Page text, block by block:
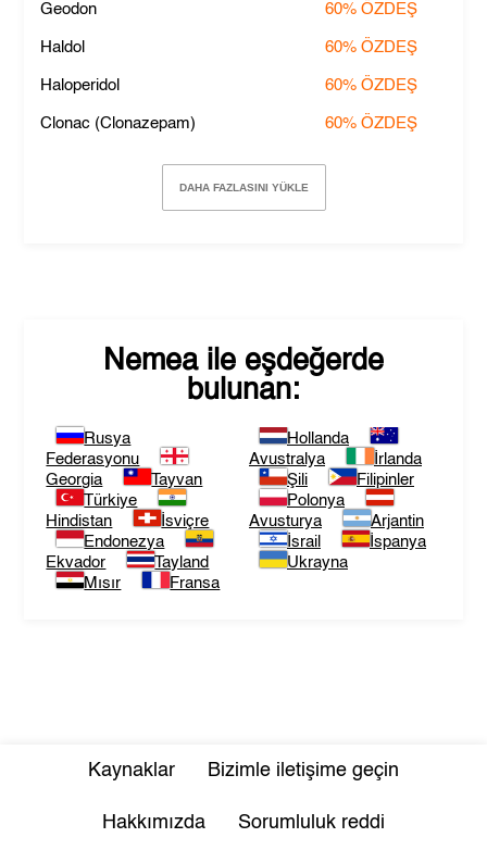
Geodon 60%ÖZDEŞ
Haldol 60%ÖZDEŞ
Haloperidol 60%ÖZDEŞ
Clonac (Clonazepam) 60%ÖZDEŞ
DAHA FAZLASINI YÜKLE
Nemeaile eşdeğerde
bulunan:
Rusya
Federasyonu
Georgia
Tayvan
Türkiye
Hindistan
İsviçre
Endonezya
Ekvador
Tayland
Mısır
Fransa
Hollanda
Avustralya
İrlanda
Şili
Filipinler
Polonya
Avusturya
Arjantin
İsrail
İspanya
Ukrayna
Kaynaklar Bizimle iletişime geçin
Hakkımızda Sorumluluk reddi